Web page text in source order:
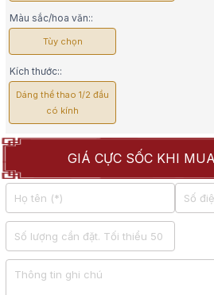
Màu sắc/hoa văn::
Tùy chọn
Kích thước::
Dáng thể thao 1/2 đầu
có kính
GIÁ CỰC SỐC KHI